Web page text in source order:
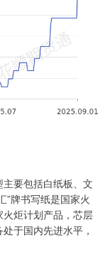
要包括白纸板、文
”牌书写纸是国家火
炬计划产品，芯层
于国内先进水平，